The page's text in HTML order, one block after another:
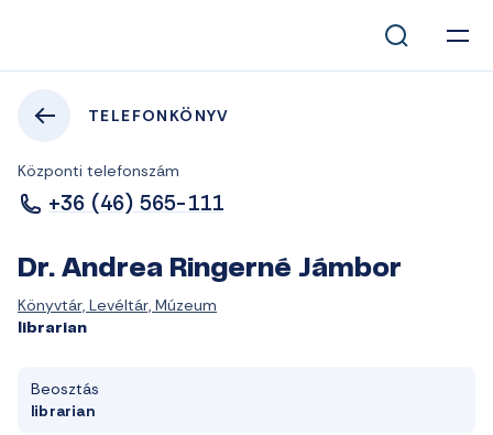
TELEFONKÖNYV
Központi telefonszám
+36 (46) 565-111
Dr. Andrea Ringerné Jámbor
Könyvtár, Levéltár, Múzeum
librarian
Beosztás
librarian